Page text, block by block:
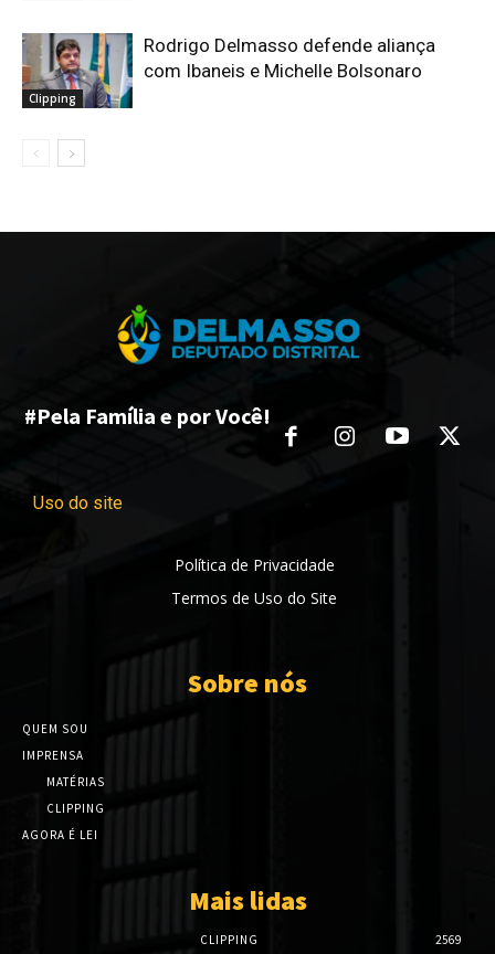
Clipping
Rodrigo Delmasso defende aliança
com Ibaneis e Michelle Bolsonaro
#Pela Família e por Você!
Uso do site
Política de Privacidade
Termos de Uso do Site
Sobre nós
QUEM SOU
IMPRENSA
MATÉRIAS
CLIPPING
AGORA É LEI
Mais lidas
CLIPPING 2569